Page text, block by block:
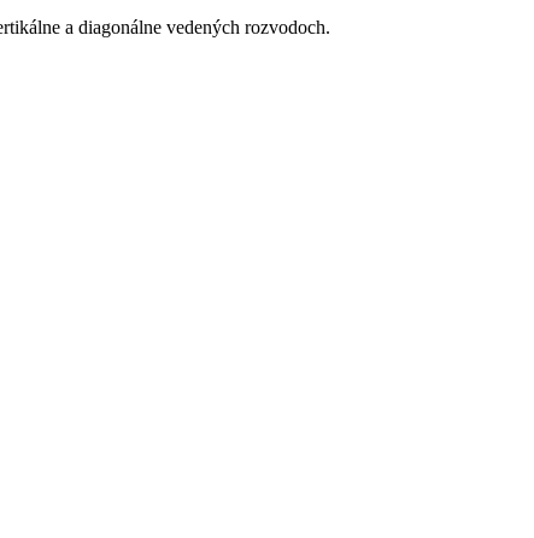
a diagonálne vedených rozvodoch.